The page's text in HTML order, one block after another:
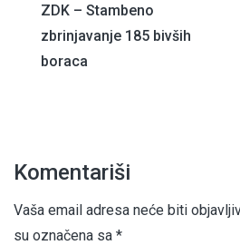
članaka
ZDK – Stambeno
zbrinjavanje 185 bivših
boraca
Komentariši
Vaša email adresa neće biti
su označena sa *